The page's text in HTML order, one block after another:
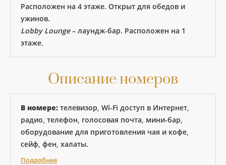
Расположен на 4 этаже. Открыт для обедов и
ужинов.
Lobby Lounge– лаундж-бар. Расположен на 1
этаже.
Описание номеров
В номере: телевизор, Wi-Fi доступ в Интернет,
радио, телефон, голосовая почта, мини-бар,
оборудование для приготовления чая и кофе,
сейф, фен, халаты.
Подробнее